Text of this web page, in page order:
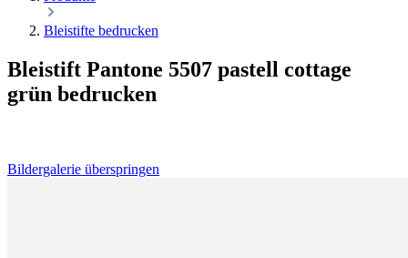
Bleistifte bedrucken
Bleistift Pantone 5507 pastell cottage
grün bedrucken
Bildergalerie überspringen